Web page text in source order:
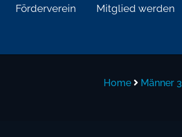
Förderverein Mitglied werden
Home Männer 3